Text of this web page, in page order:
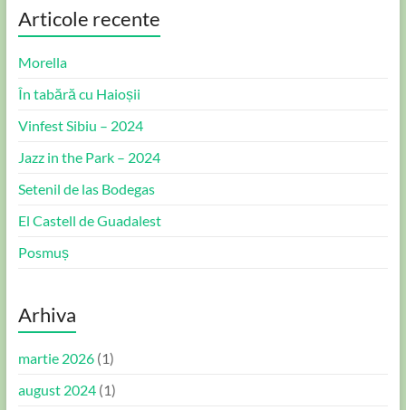
Articole recente
Morella
În tabără cu Haioșii
Vinfest Sibiu – 2024
Jazz in the Park – 2024
Setenil de las Bodegas
El Castell de Guadalest
Posmuș
Arhiva
martie 2026(1)
august 2024(1)